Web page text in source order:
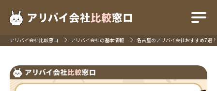
アリバイ会社比較窓口 アリバイ会社の基本情報 名古屋のアリバイ会社おすすめ7選